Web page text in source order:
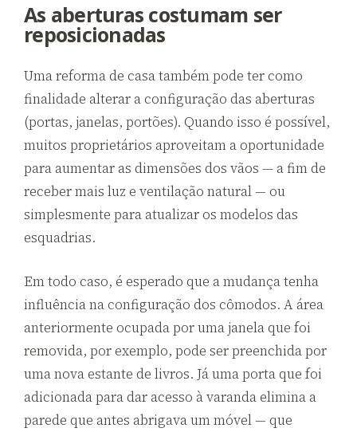
As aberturas costumam ser
reposicionadas
Uma reforma de casa também pode ter como
finalidade alterar a configuração das aberturas
(portas, janelas, portões). Quando isso é possível,
muitos proprietários aproveitam a oportunidade
para aumentar as dimensões dos vãos — a fim de
receber mais luz e ventilação natural — ou
simplesmente para atualizar os modelos das
esquadrias.
Em todo caso, é esperado que a mudança tenha
influência na configuração dos cômodos. A área
anteriormente ocupada por uma janela que foi
removida, por exemplo, pode ser preenchida por
uma nova estante de livros. Já uma porta que foi
adicionada para dar acesso à varanda elimina a
parede que antes abrigava um móvel — que